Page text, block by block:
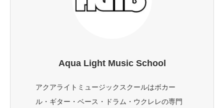
Aqua Light Music School
アクアライトミュージックスクールはボカー
ル・ギター・ベース・ドラム・ウクレレの専門